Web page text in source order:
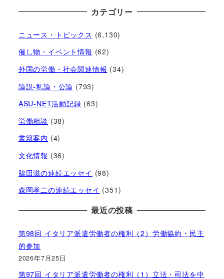
カテゴリー
ニュース・トピックス (6,130)
催し物・イベント情報 (62)
外国の労働・社会関連情報 (34)
論説-私論・公論 (793)
ASU-NET活動記録 (63)
労働相談 (38)
書籍案内 (4)
文化情報 (36)
脇田滋の連続エッセイ (98)
森岡孝二の連続エッセイ (351)
最近の投稿
第98回 イタリア派遣労働者の権利（2）労働協約・民主
的参加
2026年7月25日
第97回 イタリア派遣労働者の権利（1）立法・司法を中